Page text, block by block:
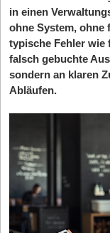
in einen
ohne System, ohne
typische Fehler wie
falsch gebuchte
sondern an klaren
Abläufen.